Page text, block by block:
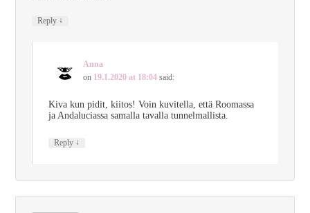
Reply ↓
Anna
on 19.1.2020 at 18:04 said:
Kiva kun pidit, kiitos! Voin kuvitella, että Roomassa
ja Andaluciassa samalla tavalla tunnelmallista.
Reply ↓